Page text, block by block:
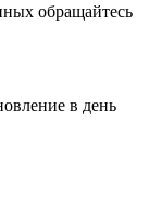
обращайтесь
в день